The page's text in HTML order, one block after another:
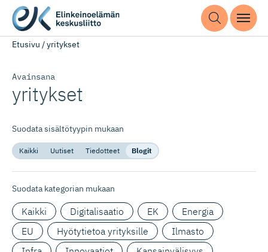
Etusivu /yritykset
Avainsana
yritykset
Suodata sisältötyypin mukaan
Kaikki Uutiset Tiedotteet Blogit
Suodata kategorian mukaan
Kaikki Digitalisaatio EK
Energia
EU
Hyötytietoa yrityksille
Ilmasto